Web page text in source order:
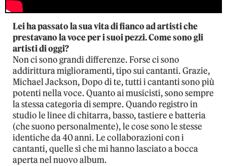
Lei ha passato la sua vita di fianco ad artisti che
prestavano la voce per i suoi pezzi. Come sono gli
artisti di oggi?
Non ci sono grandi differenze. Forse ci sono
addirittura miglioramenti, tipo sui cantanti. Grazie,
Michael Jackson, Dopo di te, tutti i cantanti sono più
potenti nella voce. Quanto ai musicisti, sono sempre
la stessa categoria di sempre. Quando registro in
studio le linee di chitarra, basso, tastiere e batteria
(che suono personalmente), le cose sono le stesse
identiche da 40 anni. Le collaborazioni con i
cantanti, quelle sì che mi hanno lasciato a bocca
aperta nel nuovo album.